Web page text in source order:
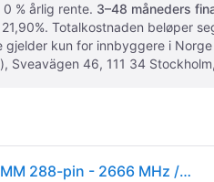
% årlig rente. 3–48 måneders
Totalkostnaden beløper
kun for innbyggere i
Sveavägen 46, 111 34
CoreParts - DDR4 - modul - 16 GB - DIMM 288-pin - 2666 MHz / PC4-21300 - 1.2 V - ikke-bufret - ikke-ECC